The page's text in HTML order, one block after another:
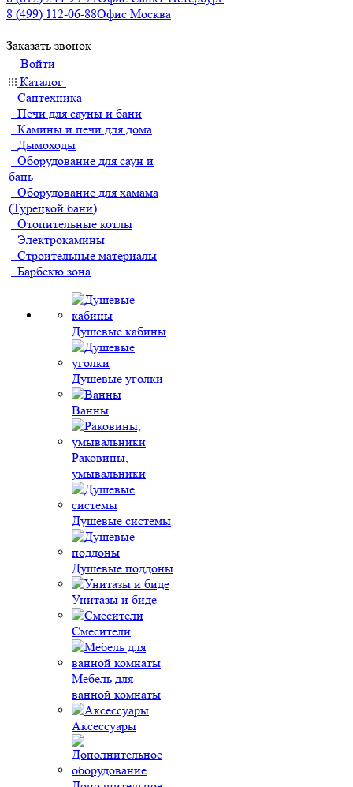
8 (499) 112-06-88Офис Москва
Заказать звонок
Войти
Каталог
Сантехника
Печи для сауны и бани
Камины и печи для дома
Дымоходы
Оборудование для саун и
бань
Оборудование для хамама
(Турецкой бани)
Отопительные котлы
Электрокамины
Строительные материалы
Барбекю зона
Душевые кабины
Душевые уголки
Ванны
Раковины,
умывальники
Душевые системы
Душевые поддоны
Унитазы и биде
Смесители
Мебель для
ванной комнаты
Аксессуары